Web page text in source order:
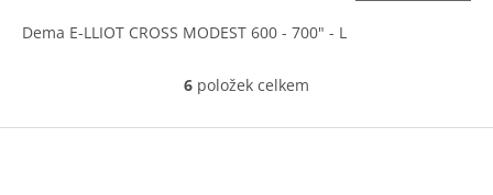
Dema E-LLIOT CROSS MODEST 600 - 700" - L
O
l
6 položek celkem
Z